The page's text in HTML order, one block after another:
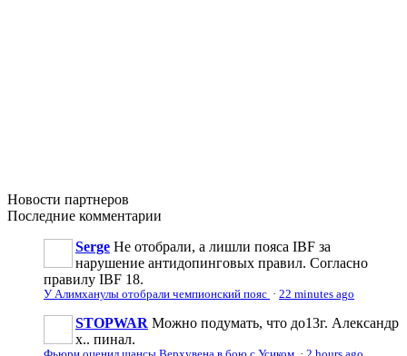
Новости партнеров
Последние комментарии
Serge Не отобрали, а лишли пояса IBF за
нарушение антидопинговых правил. Согласно
правилу IBF 18.
У Алимханулы отобрали чемпионский пояс · 22 minutes ago
STOPWAR Можно подумать, что до13г. Александр
х.. пинал.